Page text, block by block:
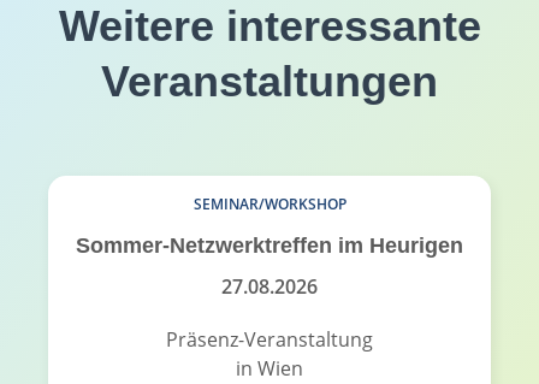
Weitere interessante
Veranstaltungen
SEMINAR/WORKSHOP
Sommer-Netzwerktreffen im Heurigen
27.08.2026
Präsenz-Veranstaltung
in Wien